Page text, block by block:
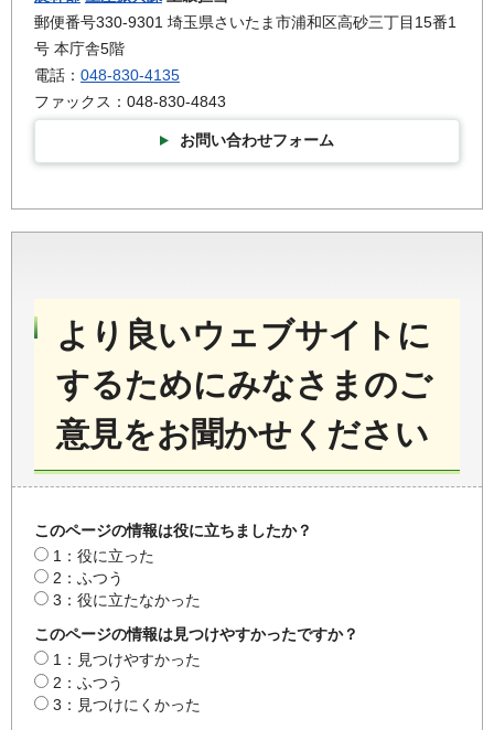
郵便番号330-9301 埼玉県さいたま市浦和区高砂三丁目15番1
号 本庁舎5階
電話： 048-830-4135
ファックス：048-830-4843
お問い合わせフォーム
より良いウェブサイトに
するためにみなさまのご
意見をお聞かせください
このページの情報は役に立ちましたか？
1：役に立った
2：ふつう
3：役に立たなかった
このページの情報は見つけやすかったですか？
1：見つけやすかった
2：ふつう
3：見つけにくかった